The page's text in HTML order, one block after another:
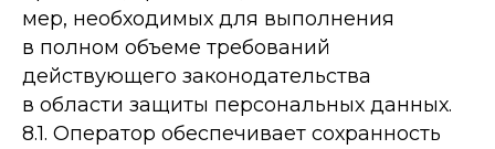
мер, необходимых для выполнения
в полном объеме требований
действующего законодательства
в области защиты персональных данных.
8.1. Оператор обеспечивает сохранность